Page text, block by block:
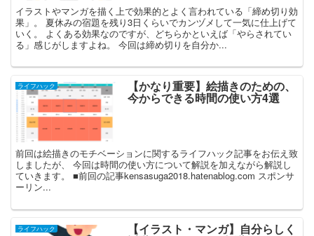
イラストやマンガを描く上で効果的とよく言われている「締め切り効
果」。 夏休みの宿題を残り3日くらいでカンヅメして一気に仕上げて
いく。 よくある効果なのですが、どちらかといえば「やらされてい
る」感じがしますよね。 今回は締め切りを自分か...
ライフハック 【かなり重要】絵描きのための、
今からできる時間の使い方4選
前回は絵描きのモチベーションに関するライフハック記事をお伝え致
しましたが、 今回は時間の使い方について解説を加えながら解説し
ていきます。 ■前回の記事kensasuga2018.hatenablog.com スポンサ
ーリン...
ライフハック 【イラスト・マンガ】自分らしく